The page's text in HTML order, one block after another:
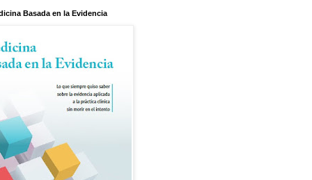
Basada en la Evidencia